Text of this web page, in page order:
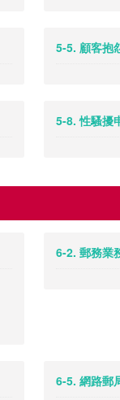
5-5. 顧客抱
5-8. 性騷擾
6-2. 郵務業
6-5. 網路郵